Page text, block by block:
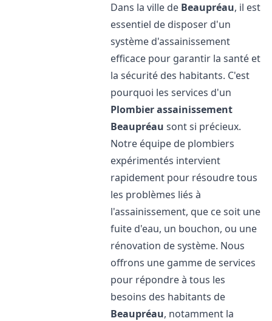
Dans la ville de Beaupréau, il est
essentiel de disposer d'un
système d'assainissement
efficace pour garantir la santé et
la sécurité des habitants. C'est
pourquoi les services d'un
Plombier assainissement
Beaupréau sont si précieux.
Notre équipe de plombiers
expérimentés intervient
rapidement pour résoudre tous
les problèmes liés à
l'assainissement, que ce soit une
fuite d'eau, un bouchon, ou une
rénovation de système. Nous
offrons une gamme de services
pour répondre à tous les
besoins des habitants de
Beaupréau, notamment la